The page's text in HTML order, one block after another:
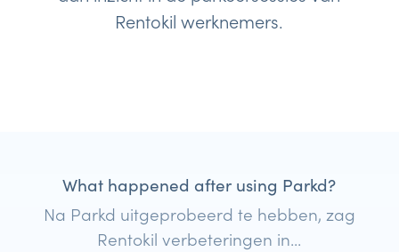
Rentokil werknemers.
What happened after using Parkd?
Na Parkd uitgeprobeerd te hebben, zag
Rentokil verbeteringen in...